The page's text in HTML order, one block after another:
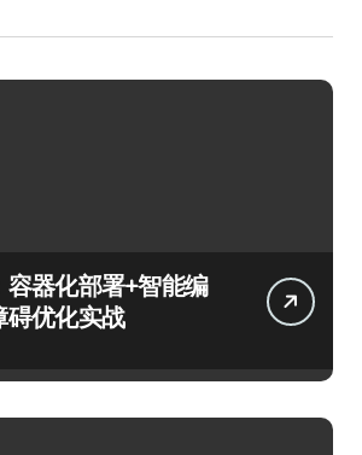
容器化部署+智能编
碍优化实战